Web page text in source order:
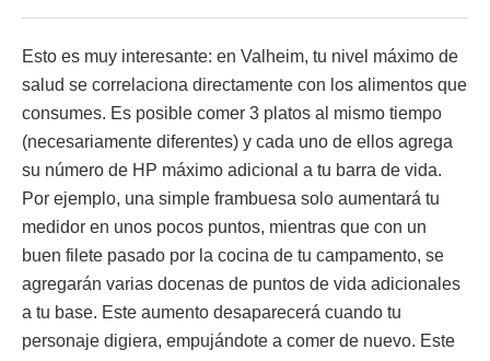
Esto es muy interesante: en Valheim, tu nivel máximo de
salud se correlaciona directamente con los alimentos que
consumes. Es posible comer 3 platos al mismo tiempo
(necesariamente diferentes) y cada uno de ellos agrega
su número de HP máximo adicional a tu barra de vida.
Por ejemplo, una simple frambuesa solo aumentará tu
medidor en unos pocos puntos, mientras que con un
buen filete pasado por la cocina de tu campamento, se
agregarán varias docenas de puntos de vida adicionales
a tu base. Este aumento desaparecerá cuando tu
personaje digiera, empujándote a comer de nuevo. Este